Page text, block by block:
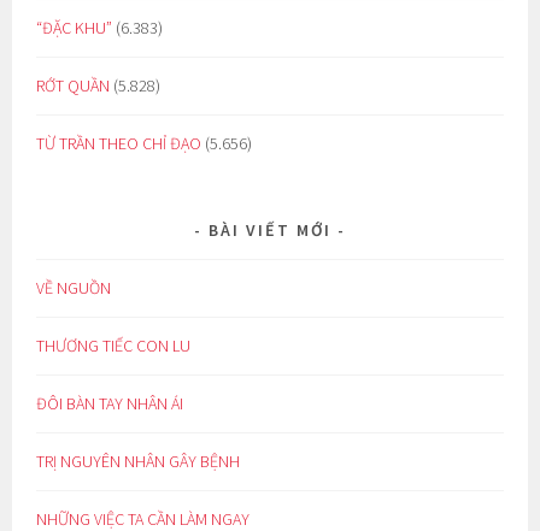
“ĐẶC KHU” (6.383)
RỚT QUẦN (5.828)
TỪ TRẦN THEO CHỈ ĐẠO (5.656)
BÀI VIẾT MỚI
VỀ NGUỒN
THƯƠNG TIẾC CON LU
ĐÔI BÀN TAY NHÂN ÁI
TRỊ NGUYÊN NHÂN GÂY BỆNH
NHỮNG VIỆC TA CẦN LÀM NGAY